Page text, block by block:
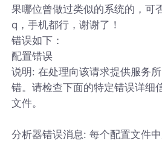
果哪位曾做过类似的系统的，可
q，手机都行，谢谢了！
错误如下：
配置错误
说明: 在处理向该请求提供服务
错。请检查下面的特定错误详细
文件。
分析器错误消息: 每个配置文件